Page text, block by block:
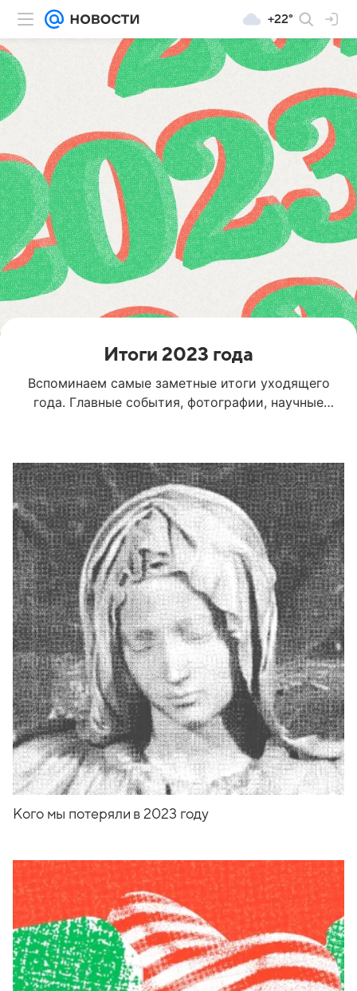
+22°
Итоги 2023 года
Вспоминаем самые заметные итоги уходящего
года. Главные события, фотографии, научные
Кого мы потеряли в 2023 году